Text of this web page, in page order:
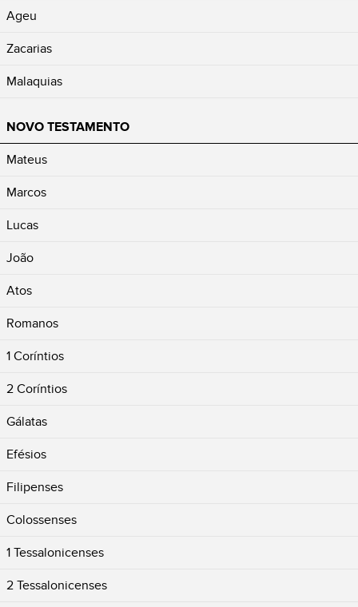
Ageu
Zacarias
Malaquias
NOVO TESTAMENTO
Mateus
Marcos
Lucas
João
Atos
Romanos
1 Coríntios
2 Coríntios
Gálatas
Efésios
Filipenses
Colossenses
1 Tessalonicenses
2 Tessalonicenses